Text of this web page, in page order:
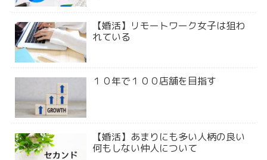
【婚活】リモートワーク女子は狙わ
れている
１０年で１００店舗を目指す
【婚活】あまりにも多い人柄の良い
何もしない仲人について